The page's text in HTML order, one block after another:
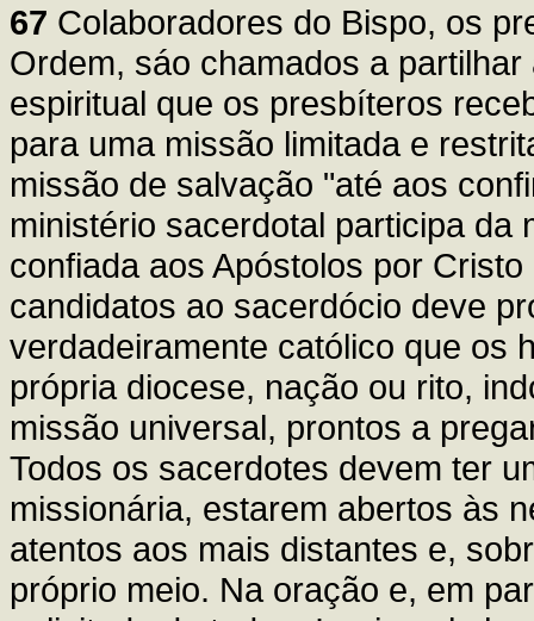
67 Colaboradores do Bispo, os
Ordem, sáo chamados a
espiritual que os presbíteros
para uma missão limitada e
missão de salvação "até aos
ministério sacerdotal participa da
confiada aos Apóstolos por
candidatos ao sacerdócio deve
verdadeiramente católico que os
própria diocese, nação ou rito,
missão universal, prontos a
Todos os sacerdotes devem ter
missionária, estarem abertos às
atentos aos mais distantes e,
próprio meio. Na oração e, em